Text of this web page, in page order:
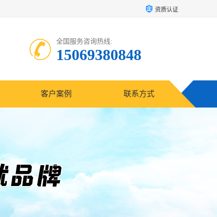
资质认证
全国服务咨询热线:
15069380848
客户案例 联系方式